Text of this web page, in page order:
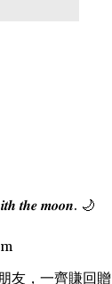
𝒕𝒉𝒆 𝒎𝒐𝒐𝒏. 🌙
友，一齊賺回贈